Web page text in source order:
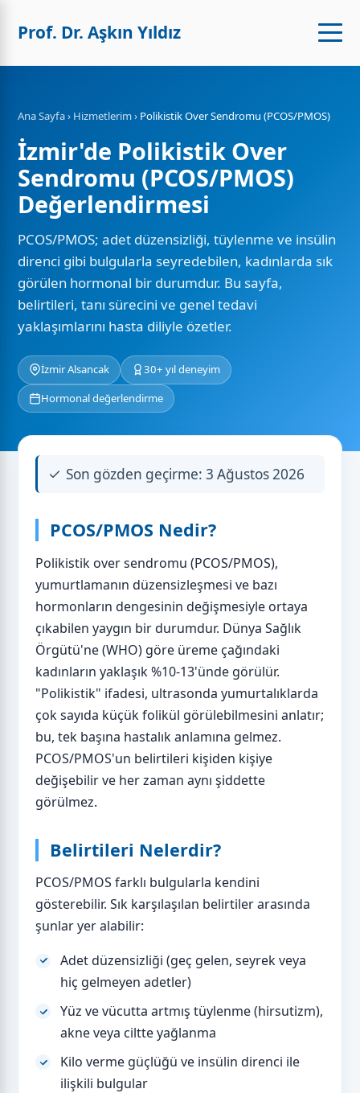
Prof. Dr. Aşkın Yıldız
Ana Sayfa› Hizmetlerim› Polikistik Over Sendromu (PCOS/PMOS)
İzmir'de Polikistik Over
Sendromu (PCOS/PMOS)
Değerlendirmesi
PCOS/PMOS; adet düzensizliği, tüylenme ve insülin
direnci gibi bulgularla seyredebilen, kadınlarda sık
görülen hormonal bir durumdur. Bu sayfa,
belirtileri, tanı sürecini ve genel tedavi
yaklaşımlarını hasta diliyle özetler.
İzmir Alsancak
30+ yıl deneyim
Hormonal değerlendirme
Son gözden geçirme: 3 Ağustos 2026
PCOS/PMOS Nedir?
Polikistik over sendromu (PCOS/PMOS),
yumurtlamanın düzensizleşmesi ve bazı
hormonların dengesinin değişmesiyle ortaya
çıkabilen yaygın bir durumdur. Dünya Sağlık
Örgütü'ne (WHO) göre üreme çağındaki
kadınların yaklaşık %10-13'ünde görülür.
"Polikistik" ifadesi, ultrasonda yumurtalıklarda
çok sayıda küçük folikül görülebilmesini anlatır;
bu, tek başına hastalık anlamına gelmez.
PCOS/PMOS'un belirtileri kişiden kişiye
değişebilir ve her zaman aynı şiddette
görülmez.
Belirtileri Nelerdir?
PCOS/PMOS farklı bulgularla kendini
gösterebilir. Sık karşılaşılan belirtiler arasında
şunlar yer alabilir:
Adet düzensizliği (geç gelen, seyrek veya
hiç gelmeyen adetler)
Yüz ve vücutta artmış tüylenme (hirsutizm),
akne veya ciltte yağlanma
Kilo verme güçlüğü ve insülin direnci ile
ilişkili bulgular